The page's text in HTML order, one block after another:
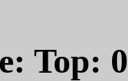
Top: 0